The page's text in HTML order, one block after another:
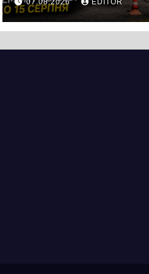
вулицею
Хрещатик на
07.08.2026 EDITOR